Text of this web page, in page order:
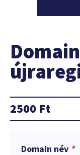
Domain
2500 Ft
Domain név *